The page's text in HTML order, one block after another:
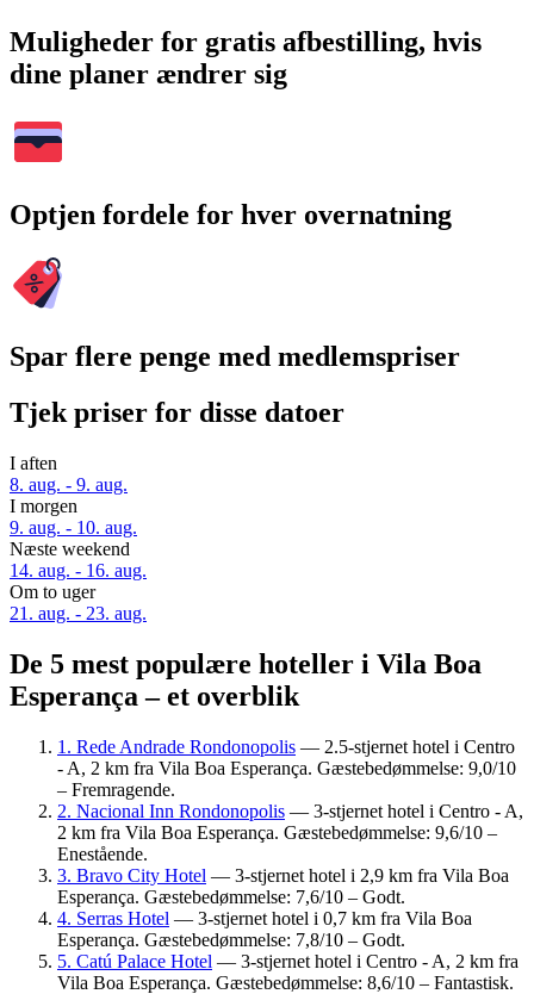
Muligheder for gratis afbestilling, hvis
dine planer ændrer sig
Optjen fordele for hver overnatning
Spar flere penge med medlemspriser
Tjek priser for disse datoer
I aften
8. aug. - 9. aug.
I morgen
9. aug. - 10. aug.
Næste weekend
14. aug. - 16. aug.
Om to uger
21. aug. - 23. aug.
De 5 mest populære hoteller i Vila Boa
Esperança – et overblik
1. Rede Andrade Rondonopolis — 2.5-stjernet hotel i Centro
- A, 2 km fra Vila Boa Esperança. Gæstebedømmelse: 9,0/10
– Fremragende.
2. Nacional Inn Rondonopolis — 3-stjernet hotel i Centro - A,
2 km fra Vila Boa Esperança. Gæstebedømmelse: 9,6/10 –
Enestående.
3. Bravo City Hotel — 3-stjernet hotel i 2,9 km fra Vila Boa
Esperança. Gæstebedømmelse: 7,6/10 – Godt.
4. Serras Hotel — 3-stjernet hotel i 0,7 km fra Vila Boa
Esperança. Gæstebedømmelse: 7,8/10 – Godt.
5. Catú Palace Hotel — 3-stjernet hotel i Centro - A, 2 km fra
Vila Boa Esperança. Gæstebedømmelse: 8,6/10 – Fantastisk.